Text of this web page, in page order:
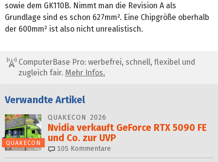
sowie dem GK110B. Nimmt man die Revision A als
Grundlage sind es schon 627mm². Eine Chipgröße oberhalb
der 600mm² ist also nicht unrealistisch.
ComputerBase Pro: werbefrei, schnell, flexibel und
zugleich fair. Mehr Infos.
Verwandte Artikel
QUAKECON
QUAKECON 2026
Nvidia verkauft GeForce RTX 5090 FE
und Co. zur UVP
105 Kommentare